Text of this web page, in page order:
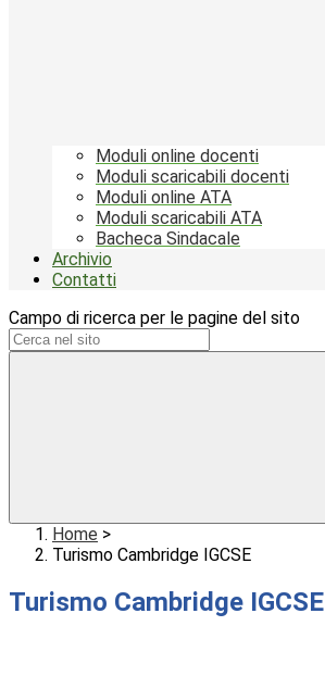
Moduli online docenti
Moduli scaricabili docenti
Moduli online ATA
Moduli scaricabili ATA
Bacheca Sindacale
Archivio
Contatti
Campo di ricerca per le pagine del sito
Home >
Turismo Cambridge IGCSE
Turismo Cambridge IGCSE